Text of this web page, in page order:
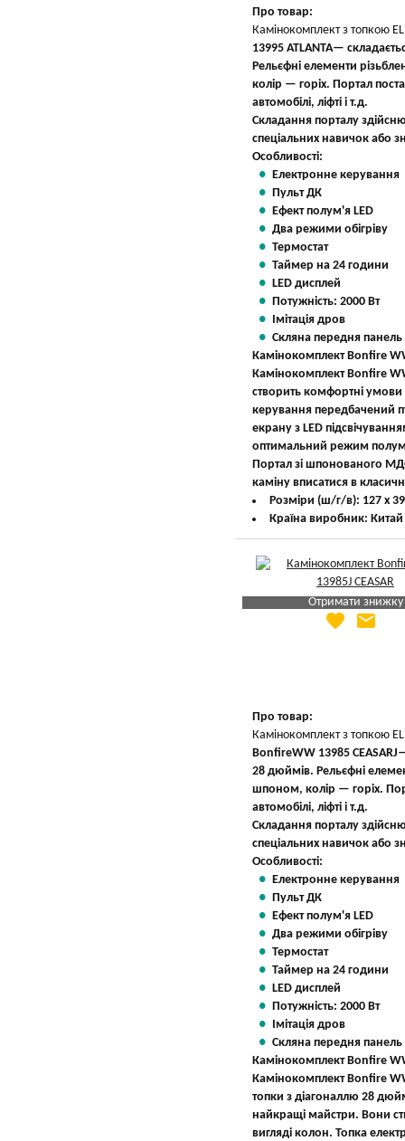
Про товар:
Камінокомплект з топкою
13995 ATLANTA—
Рельєфні елементи
колір — горіх. Портал
автомобілі, ліфті і т.д.
Складання порталу
спеціальних навичок або
Особливості:
Електронне керування
Пульт ДК
Ефект полум'я LED
Два режими обігріву
Термостат
Таймер на 24 години
LED дисплей
Потужність: 2000 Вт
Імітація дров
Скляна передня панель
Камінокомплект Bonfire
Камінокомплект Bonfire
створить комфортні умови
керування передбачений
екрану з LED
оптимальний режим
Портал зі шпонованого
каміну вписатися в
Розміри (ш/г/в): 127 х
Країна виробник: Китай
Отримати знижку
Яка Ваша ціна
favorite email
Про товар:
Камінокомплект з топкою
BonfireWW 13985 CEASARJ
28 дюймів. Рельєфні
шпоном, колір — горіх.
автомобілі, ліфті і т.д.
Складання порталу
спеціальних навичок або
Особливості:
Електронне керування
Пульт ДК
Ефект полум'я LED
Два режими обігріву
Термостат
Таймер на 24 години
LED дисплей
Потужність: 2000 Вт
Імітація дров
Скляна передня панель
Камінокомплект Bonfire
Камінокомплект Bonfire
топки з діагоналлю 28
найкращі майстри. Вони
вигляді колон. Топка